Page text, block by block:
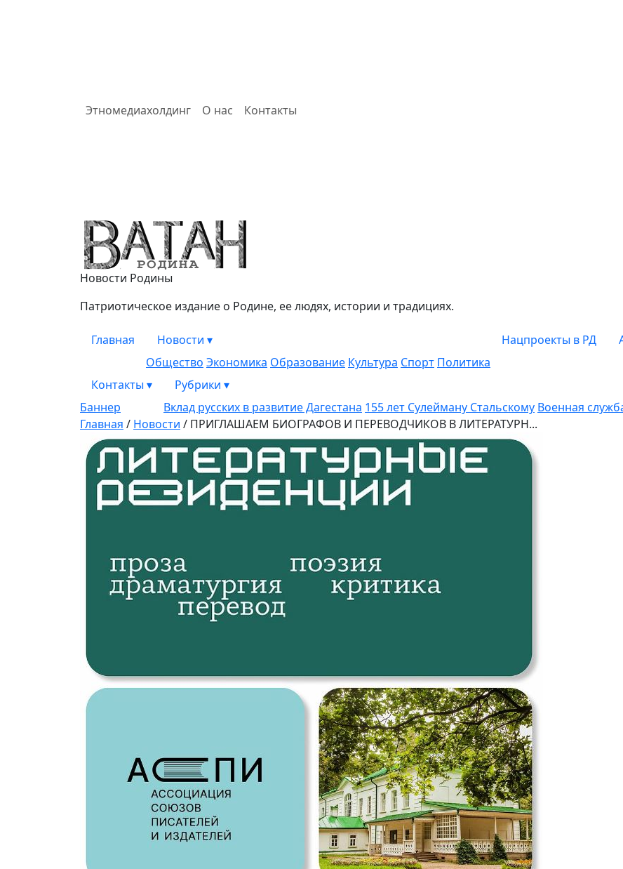
Этномедиахолдинг О нас Контакты
Ватан
Новости Родины
Патриотическое издание о Родине, ее людях, истории и традициях.
Главная Новости ▾
Общество Экономика Образование Культура Спорт Политика
Нацпроекты в РД
Контакты ▾
Баннер
Рубрики ▾
Вклад русских в развитие Дагестана 155 лет Сулейману Стальскому Военная
Главная / Новости / ПРИГЛАШАЕМ БИОГРАФОВ И ПЕРЕВОДЧИКОВ В ЛИТЕРАТУРН...